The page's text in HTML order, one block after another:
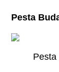
Pesta
Pesta